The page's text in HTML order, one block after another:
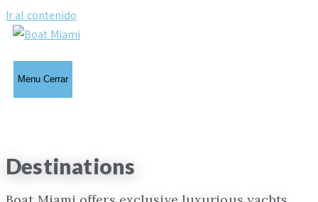
Ir al contenido
Menu Cerrar
Destinations